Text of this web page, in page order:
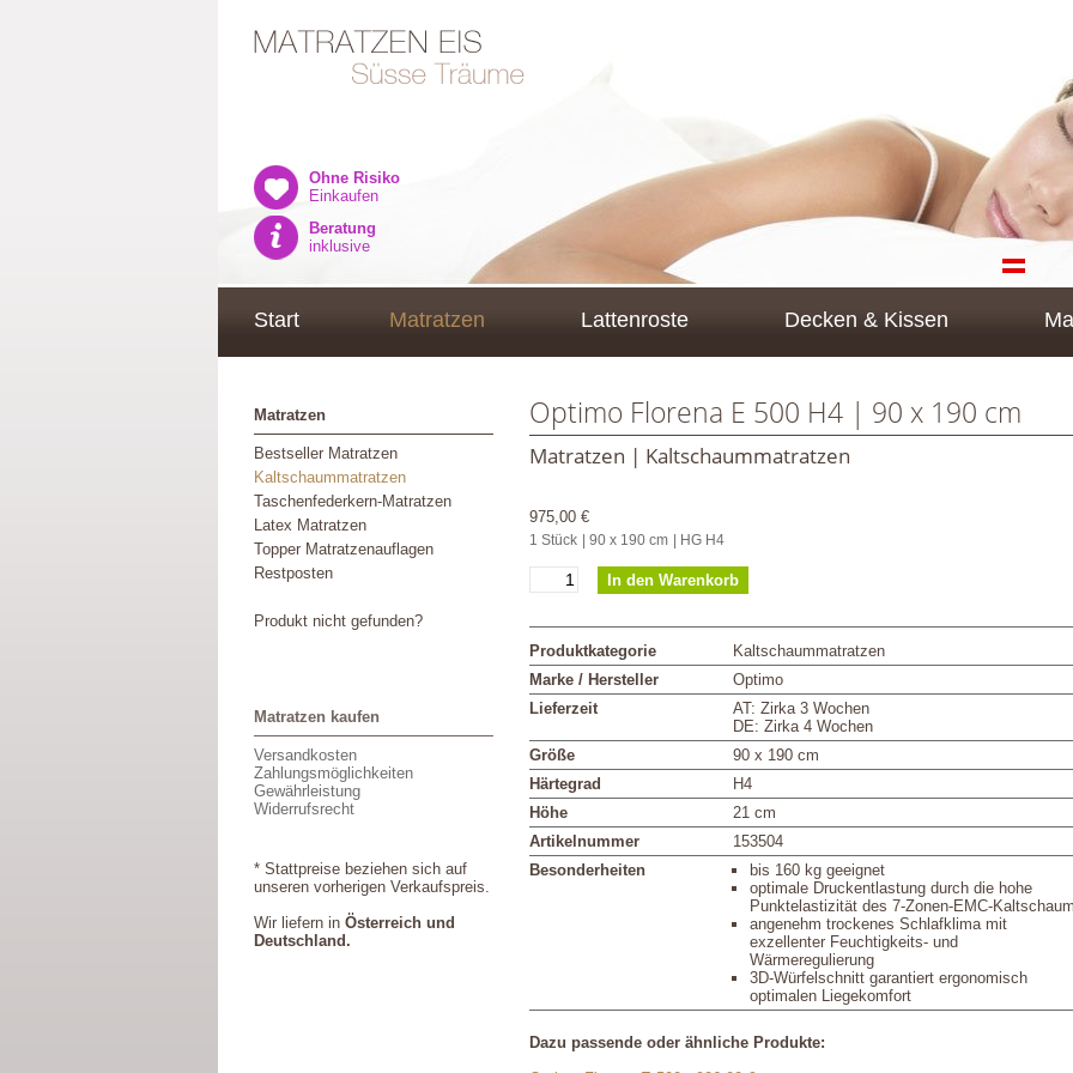
Ohne Risiko
Einkaufen
Beratung
inklusive
Start Matratzen Lattenroste Decken & Kissen
Matratzen
Bestseller Matratzen
Kaltschaummatratzen
Taschenfederkern-Matratzen
Latex Matratzen
Topper Matratzenauflagen
Restposten
Produkt nicht gefunden?
Matratzen kaufen
Versandkosten
Zahlungsmöglichkeiten
Gewährleistung
Widerrufsrecht
* Stattpreise beziehen sich auf
unseren vorherigen Verkaufspreis.
Wir liefern in Österreich und
Deutschland.
Optimo Florena E 500 H4 | 90 x 190 cm
Matratzen | Kaltschaummatratzen
975,00 €
1 Stück | 90 x 190 cm | HG H4
Produktkategorie
Kaltschaummatratzen
Marke / Hersteller
Optimo
Lieferzeit
AT: Zirka 3 Wochen
DE: Zirka 4 Wochen
Größe
90 x 190 cm
Härtegrad
H4
Höhe
21 cm
Artikelnummer
153504
Besonderheiten
bis 160 kg geeignet
optimale Druckentlastung durch die hohe
Punktelastizität des 7-Zonen-EMC-
angenehm trockenes Schlafklima mit
exzellenter Feuchtigkeits- und
Wärmeregulierung
3D-Würfelschnitt garantiert ergonomisch
optimalen Liegekomfort
Dazu passende oder ähnliche Produkte: